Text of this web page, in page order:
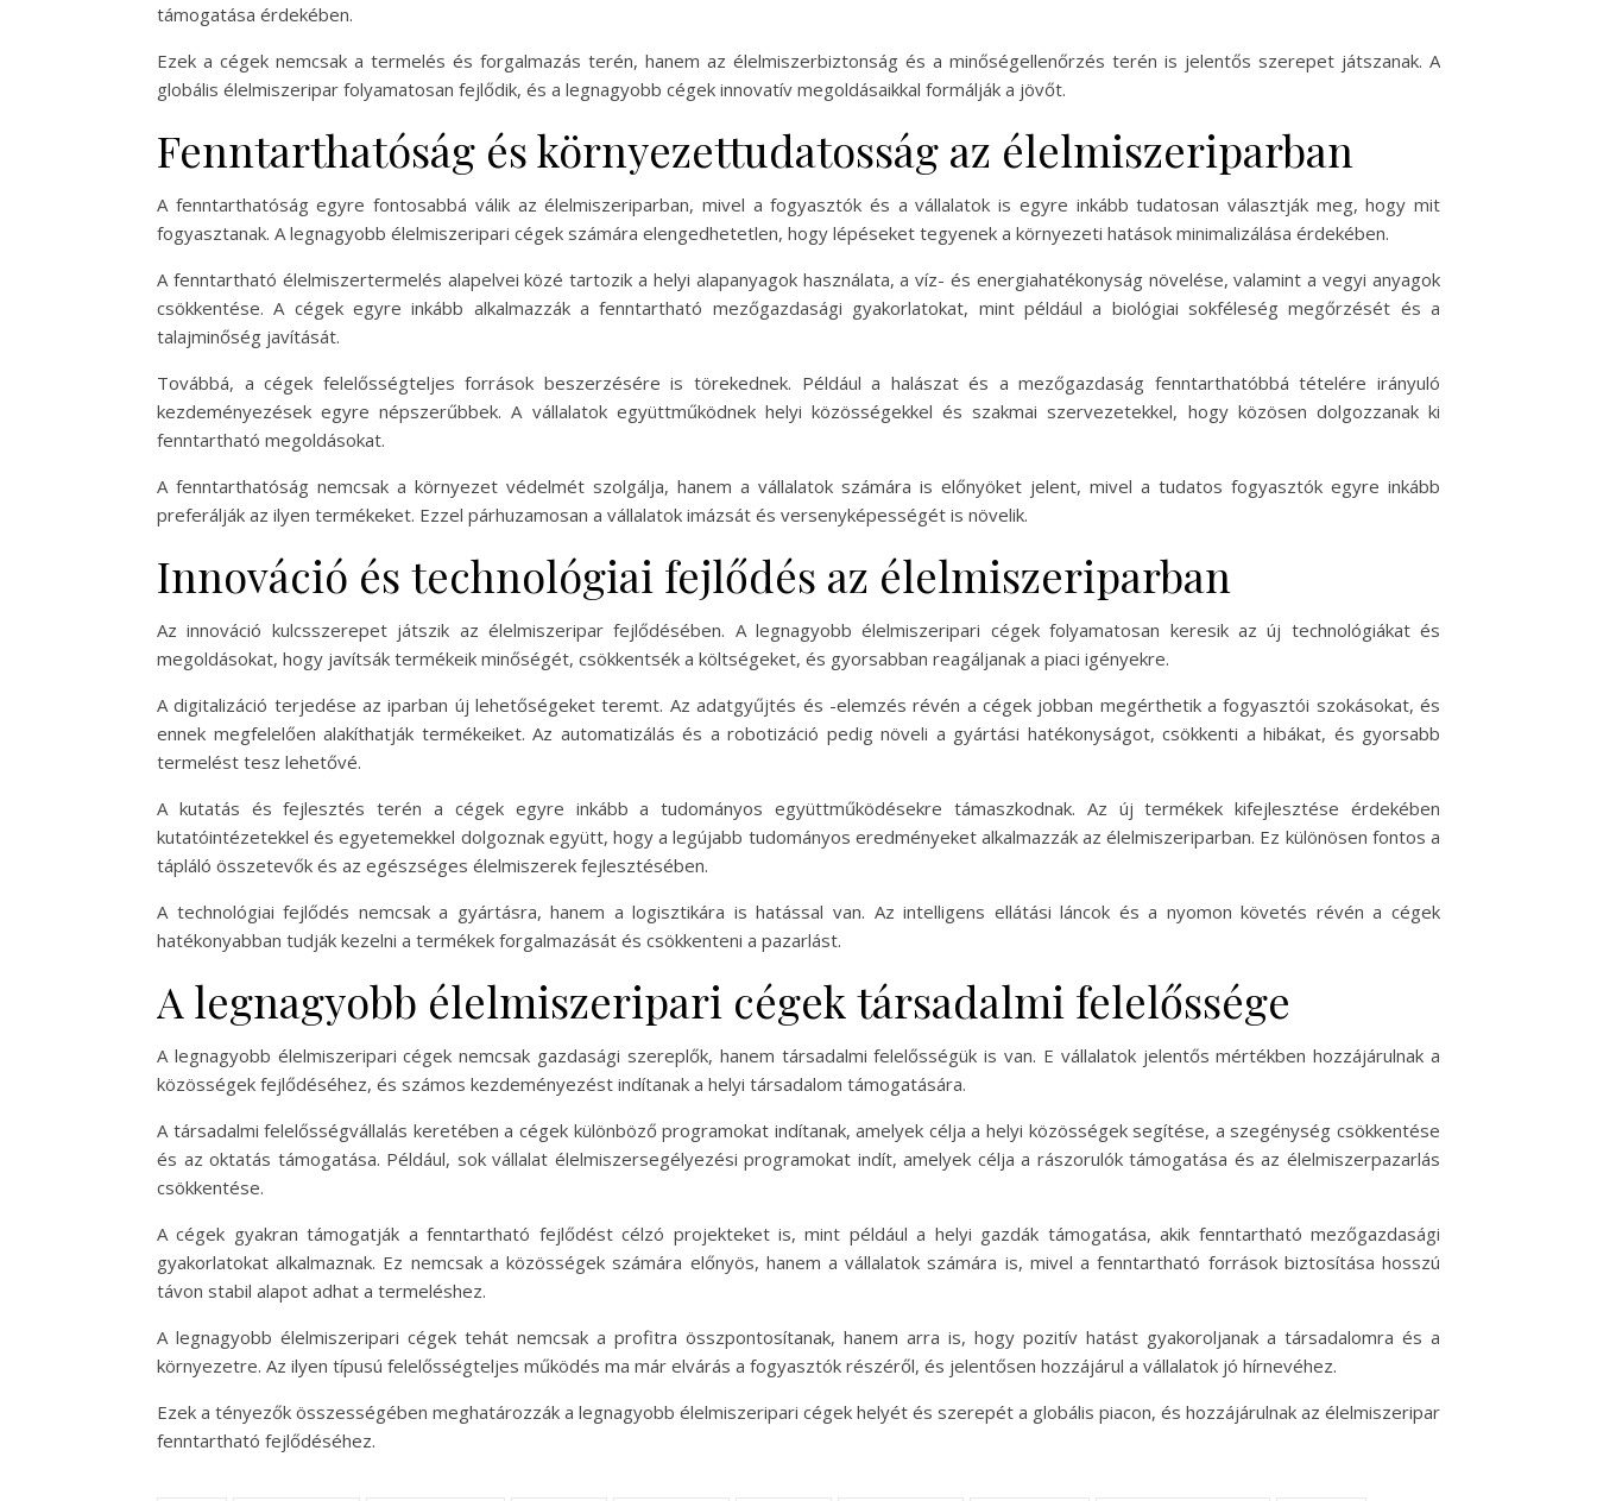
támogatása érdekében.
Ezek a cégek nemcsak a termelés és forgalmazás terén, hanem az élelmiszerbiztonság és a minőségellenőrzés terén is jelentős szerepet játszanak. A
globális élelmiszeripar folyamatosan fejlődik, és a legnagyobb cégek innovatív megoldásaikkal formálják a jövőt.
Fenntarthatóság és környezettudatosság az élelmiszeriparban
A fenntarthatóság egyre fontosabbá válik az élelmiszeriparban, mivel a fogyasztók és a vállalatok is egyre inkább tudatosan választják meg, hogy mit
fogyasztanak. A legnagyobb élelmiszeripari cégek számára elengedhetetlen, hogy lépéseket tegyenek a környezeti hatások minimalizálása érdekében.
A fenntartható élelmiszertermelés alapelvei közé tartozik a helyi alapanyagok használata, a víz- és energiahatékonyság növelése, valamint a vegyi anyagok
csökkentése. A cégek egyre inkább alkalmazzák a fenntartható mezőgazdasági gyakorlatokat, mint például a biológiai sokféleség megőrzését és a
talajminőség javítását.
Továbbá, a cégek felelősségteljes források beszerzésére is törekednek. Például a halászat és a mezőgazdaság fenntarthatóbbá tételére irányuló
kezdeményezések egyre népszerűbbek. A vállalatok együttműködnek helyi közösségekkel és szakmai szervezetekkel, hogy közösen dolgozzanak ki
fenntartható megoldásokat.
A fenntarthatóság nemcsak a környezet védelmét szolgálja, hanem a vállalatok számára is előnyöket jelent, mivel a tudatos fogyasztók egyre inkább
preferálják az ilyen termékeket. Ezzel párhuzamosan a vállalatok imázsát és versenyképességét is növelik.
Innováció és technológiai fejlődés az élelmiszeriparban
Az innováció kulcsszerepet játszik az élelmiszeripar fejlődésében. A legnagyobb élelmiszeripari cégek folyamatosan keresik az új technológiákat és
megoldásokat, hogy javítsák termékeik minőségét, csökkentsék a költségeket, és gyorsabban reagáljanak a piaci igényekre.
A digitalizáció terjedése az iparban új lehetőségeket teremt. Az adatgyűjtés és -elemzés révén a cégek jobban megérthetik a fogyasztói szokásokat, és
ennek megfelelően alakíthatják termékeiket. Az automatizálás és a robotizáció pedig növeli a gyártási hatékonyságot, csökkenti a hibákat, és gyorsabb
termelést tesz lehetővé.
A kutatás és fejlesztés terén a cégek egyre inkább a tudományos együttműködésekre támaszkodnak. Az új termékek kifejlesztése érdekében
kutatóintézetekkel és egyetemekkel dolgoznak együtt, hogy a legújabb tudományos eredményeket alkalmazzák az élelmiszeriparban. Ez különösen fontos a
tápláló összetevők és az egészséges élelmiszerek fejlesztésében.
A technológiai fejlődés nemcsak a gyártásra, hanem a logisztikára is hatással van. Az intelligens ellátási láncok és a nyomon követés révén a cégek
hatékonyabban tudják kezelni a termékek forgalmazását és csökkenteni a pazarlást.
A legnagyobb élelmiszeripari cégek társadalmi felelőssége
A legnagyobb élelmiszeripari cégek nemcsak gazdasági szereplők, hanem társadalmi felelősségük is van. E vállalatok jelentős mértékben hozzájárulnak a
közösségek fejlődéséhez, és számos kezdeményezést indítanak a helyi társadalom támogatására.
A társadalmi felelősségvállalás keretében a cégek különböző programokat indítanak, amelyek célja a helyi közösségek segítése, a szegénység csökkentése
és az oktatás támogatása. Például, sok vállalat élelmiszersegélyezési programokat indít, amelyek célja a rászorulók támogatása és az élelmiszerpazarlás
csökkentése.
A cégek gyakran támogatják a fenntartható fejlődést célzó projekteket is, mint például a helyi gazdák támogatása, akik fenntartható mezőgazdasági
gyakorlatokat alkalmaznak. Ez nemcsak a közösségek számára előnyös, hanem a vállalatok számára is, mivel a fenntartható források biztosítása hosszú
távon stabil alapot adhat a termeléshez.
A legnagyobb élelmiszeripari cégek tehát nemcsak a profitra összpontosítanak, hanem arra is, hogy pozitív hatást gyakoroljanak a társadalomra és a
környezetre. Az ilyen típusú felelősségteljes működés ma már elvárás a fogyasztók részéről, és jelentősen hozzájárul a vállalatok jó hírnevéhez.
Ezek a tényezők összességében meghatározzák a legnagyobb élelmiszeripari cégek helyét és szerepét a globális piacon, és hozzájárulnak az élelmiszeripar
fenntartható fejlődéséhez.